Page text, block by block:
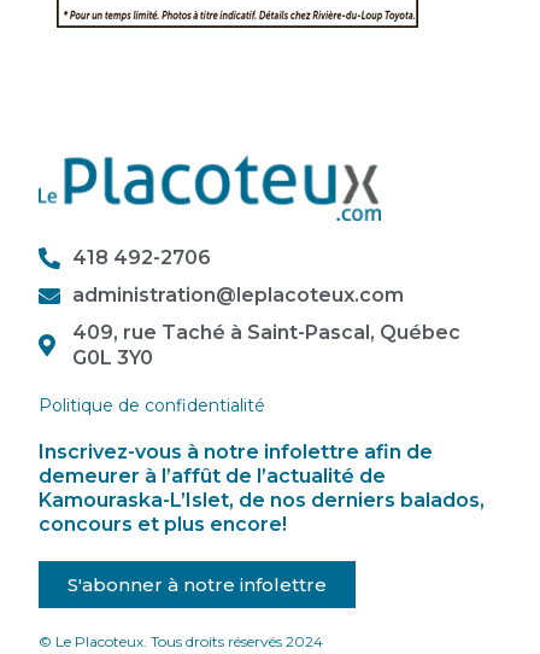
418 492-2706
administration@leplacoteux.com
409, rue Taché à Saint-Pascal, Québec
G0L 3Y0
Politique de confidentialité
Inscrivez-vous à notre infolettre afin de
demeurer à l’affût de l’actualité de
Kamouraska-L’Islet, de nos derniers balados,
concours et plus encore!
S'abonner à notre infolettre
© Le Placoteux. Tous droits réservés 2024